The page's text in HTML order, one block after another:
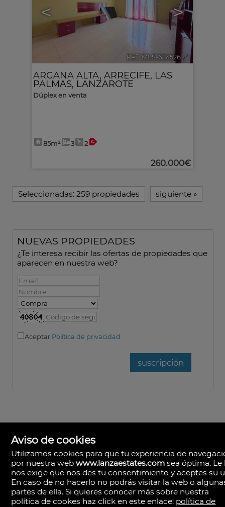
< >
Ref.. MLS-634526 🔗
ARGANA ALTA, ARRECIFE, LAS
PALMAS, LANZAROTE
Dúplex en venta
85m² 3 2
260.000€
Seleccionadas: 259 propiedades siguiente »
NUEVAS PROPIEDADES
¿Te interesa recibir las ofertas de propiedades que
aparecen en nuestra web?
Aceptar Política de privacidad
Lanza Estates
Calle Valle de la Degollada, 63.
35570 Yaiza, Las Palmas
Aviso de cookies
Utilizamos cookies para que tu experiencia de
por nuestra webwww.lanzaestates.com sea óptima. Le
nos exige que nos des tu consentimiento y aceptes su
En caso de no hacerlo no podrás visitar la web o
partes de ella. Si quieres conocer más sobre nuestra
política de cookes haz click en este enlace: política de